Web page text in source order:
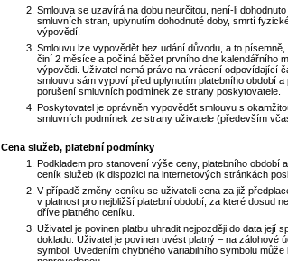
Smlouva se uzavírá na dobu neurčitou, není-li
smluvních stran, uplynutím dohodnuté doby, smrtí
výpovědí.
Smlouvu lze vypovědět bez udání důvodu, a to
činí 2 měsíce a počíná běžet prvního dne kalendářního
výpovědi. Uživatel nemá právo na vrácení odpovídající
smlouvu sám vypoví před uplynutím platebního období
porušení smluvních podmínek ze strany poskytovatele.
Poskytovatel je oprávněn vypovědět smlouvu s
smluvních podmínek ze strany uživatele (především
Cena služeb, platební podmínky
Podkladem pro stanovení výše ceny, platebního období
ceník služeb (k dispozici na internetových stránkách
V případě změny ceníku se uživateli cena za již
v platnost pro nejbližší platební období, za které dosud
dříve platného ceníku.
Uživatel je povinen platbu uhradit nejpozději do data její
dokladu. Uživatel je povinen uvést platný – na zálohové
symbol. Uvedením chybného variabilního symbolu